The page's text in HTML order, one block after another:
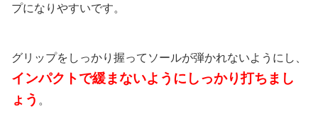
プになりやすいです。
グリップをしっかり握ってソールが弾かれないようにし、
インパクトで緩まないようにしっかり打ちまし
ょう 。